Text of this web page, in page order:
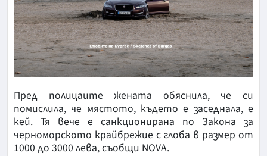
Пред полицаите жената обяснила, че си
помислила, че мястото, където е заседнала, е
кей. Тя вече е санкционирана по Закона за
черноморското крайбрежие с глоба в размер от
1000 до 3000 лева, съобщи NOVA.